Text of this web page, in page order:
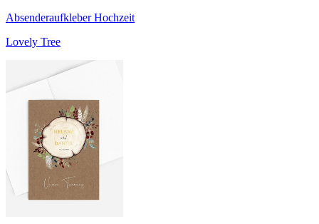
Absenderaufkleber Hochzeit
Lovely Tree